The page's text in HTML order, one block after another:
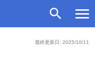
最終更新日: 2025/10/11